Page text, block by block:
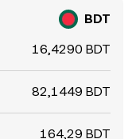
BDT
16,4290 BDT
82,1449 BDT
164,29 BDT